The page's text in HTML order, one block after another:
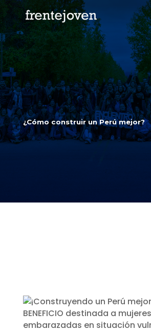
¿Cómo construir un Perú mejor?